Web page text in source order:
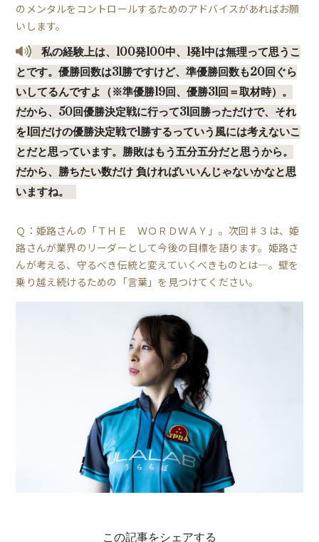
のメンタルをコントロールするためのアドバイスがあればお願
いします。
私の経験上は、100発100中、1発1中は無理って思うこ
とです。優勝回数は31勝ですけど、準優勝回数も20回ぐら
いしてるんですよ（※準優勝19回、優勝31回＝取材時）。
だから、50回優勝決定戦に行って31回勝っただけで、それ
を1回だけの優勝決定戦で1勝するっていう風には考えないこ
とだと思っています。勝敗はもう五分五分だと思うから。
だから、勝ちたい数だけ 負ければいいんじゃないかなと思
いますね。
Ｑ：姫路さんの「ＴＨＥ ＷＯＲＤＷＡＹ」。次回♯３は、姫
路さんが業界のリーダーとして今後の目標を語ります。姫路さ
んが考える、守るべき伝統と変えていくべきものとは―。壁を
乗り越え続けるための「言葉」を見つけてください。
この記事をシェアする